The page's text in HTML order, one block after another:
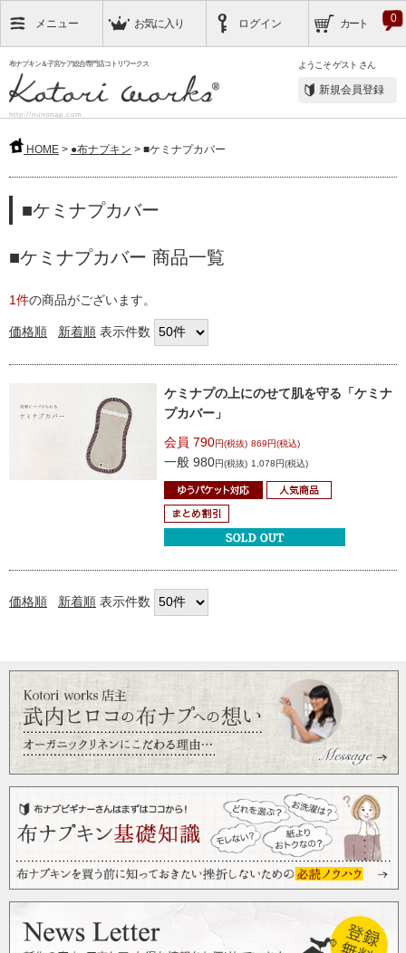
布ナプキン＆子宮ケア総合専門店コトリワークス
http://nunonap.com
ようこそゲスト さん
新規会員登録
メニュー お気に入り ログイン カート 0
HOME > ●布ナプキン > ■ケミナプカバー
■ケミナプカバー
■ケミナプカバー 商品一覧
1件の商品がございます。
価格順 新着順 表示件数
ケミナプの上にのせて肌を守る 「ケミナ
プカバー」
会員 790円(税抜) 869円(税込)
一般 980円(税抜) 1,078円(税込)
価格順 新着順 表示件数